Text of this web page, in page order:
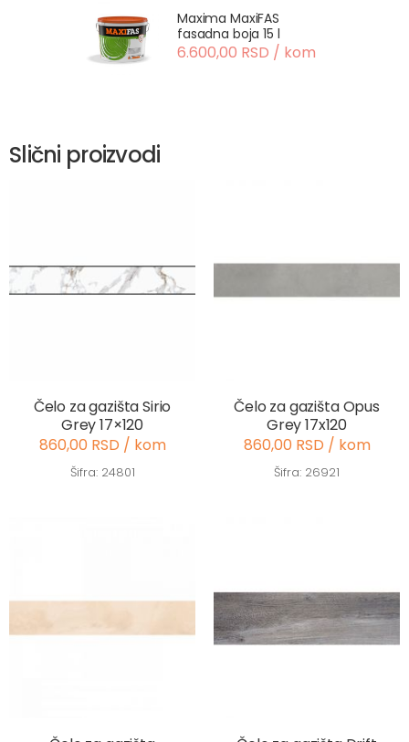
Maxima MaxiFAS
fasadna boja 15 l
6.600,00 RSD / kom
Slični proizvodi
Čelo za gazišta Sirio
Grey 17×120
860,00 RSD / kom
Šifra: 24801
Čelo za gazišta Opus
Grey 17x120
860,00 RSD / kom
Šifra: 26921